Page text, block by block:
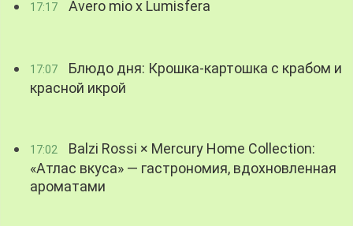
17:17 Avero mio x Lumisfera
17:07
Блюдо дня: Крошка-картошка с крабом и
красной икрой
17:02
Balzi Rossi × Mercury Home Collection:
«Атлас вкуса» — гастрономия, вдохновленная
ароматами